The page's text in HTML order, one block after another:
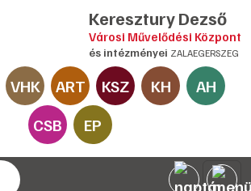
Keresztury Dezső
Városi Művelődési Központ
és intézményei ZALAEGERSZEG
VHK ART KSZ KH
AH
CSB
EP